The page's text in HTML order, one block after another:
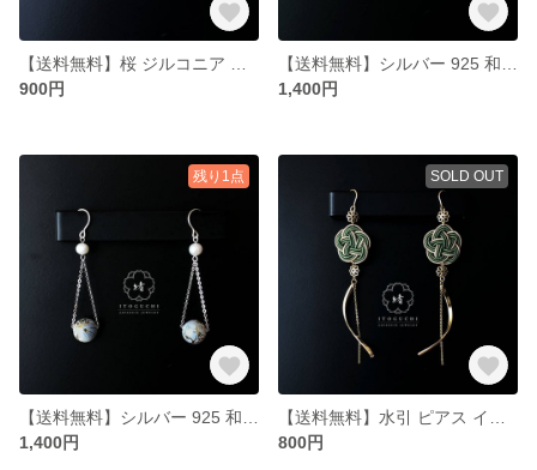
900円
1,400円
残り1点
1,400円
SOLD OUT
800円